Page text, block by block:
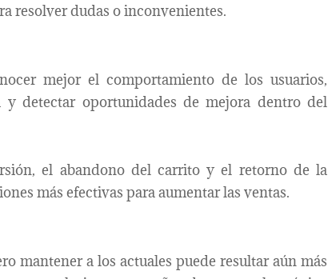
resolver dudas o inconvenientes.
mejor el comportamiento de los usuarios,
detectar oportunidades de mejora dentro del
el abandono del carrito y el retorno de la
más efectivas para aumentar las ventas.
mantener a los actuales puede resultar aún más